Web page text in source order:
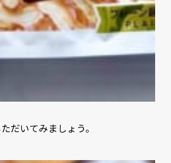
だいてみましょう。